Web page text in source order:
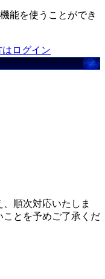
能を使うことができ
ログイン
順次対応いたしま
とを予めご了承くだ